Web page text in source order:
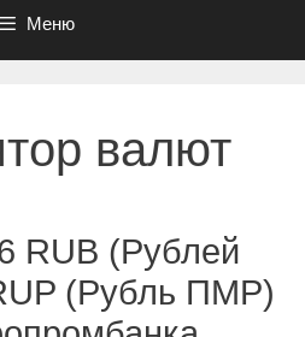
Меню
валют
RUB (Рублей
(Рубль ПМР)